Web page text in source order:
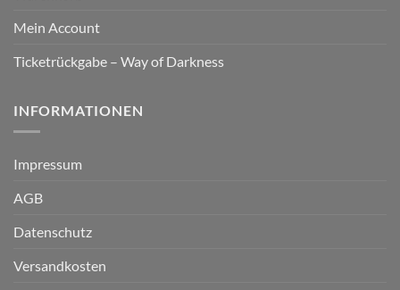
Mein Account
Ticketrückgabe – Way of Darkness
INFORMATIONEN
Impressum
AGB
Datenschutz
Versandkosten